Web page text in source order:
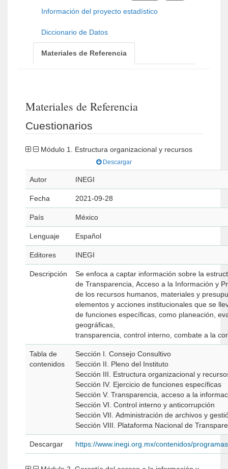
Información del proyecto estadístico
Diccionario de Datos
Materiales de Referencia
Materiales de Referencia
Cuestionarios
Módulo 1. Estructura organizacional y recursos
Descargar
Autor INEGI
Fecha 2021-09-28
País México
Lenguaje Español
Editores INEGI
Descripción
Se enfoca a captar información sobre la
de Transparencia, Acceso a la Información y
de los recursos humanos, materiales y
elementos y acciones institucionales que se
de funciones específicas, como planeación,
geográficas,
transparencia, control interno, combate a la
Tabla de
contenidos
Sección I. Consejo Consultivo
Sección II. Pleno del Instituto
Sección III. Estructura organizacional y
Sección IV. Ejercicio de funciones específicas
Sección V. Transparencia, acceso a la
Sección VI. Control interno y anticorrupción
Sección VII. Administración de archivos y
Sección VIII. Plataforma Nacional de
Descargar https://www.inegi.org.mx/contenidos/